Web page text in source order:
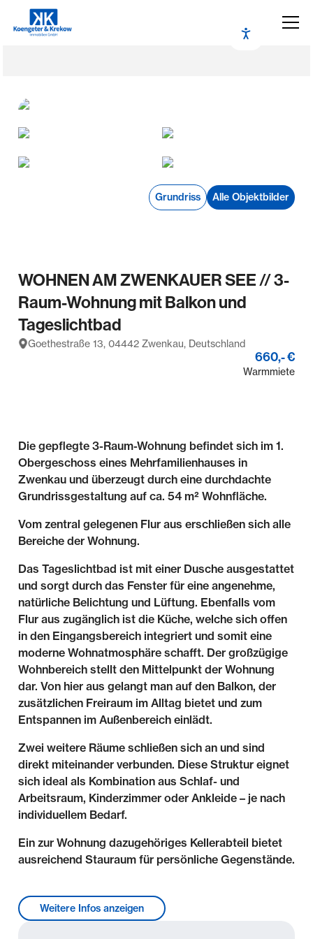
Grundriss Alle Objektbilder
WOHNEN AM ZWENKAUER SEE // 3-
Raum-Wohnung mit Balkon und
Tageslichtbad
Goethestraße 13, 04442 Zwenkau, Deutschland
660,- €
Warmmiete
Die gepflegte 3-Raum-Wohnung befindet sich im 1.
Obergeschoss eines Mehrfamilienhauses in
Zwenkau und überzeugt durch eine durchdachte
Grundrissgestaltung auf ca. 54 m² Wohnfläche.
Vom zentral gelegenen Flur aus erschließen sich alle
Bereiche der Wohnung.
Das Tageslichtbad ist mit einer Dusche ausgestattet
und sorgt durch das Fenster für eine angenehme,
natürliche Belichtung und Lüftung. Ebenfalls vom
Flur aus zugänglich ist die Küche, welche sich offen
in den Eingangsbereich integriert und somit eine
moderne Wohnatmosphäre schafft. Der großzügige
Wohnbereich stellt den Mittelpunkt der Wohnung
dar. Von hier aus gelangt man auf den Balkon, der
zusätzlichen Freiraum im Alltag bietet und zum
Entspannen im Außenbereich einlädt.
Zwei weitere Räume schließen sich an und sind
direkt miteinander verbunden. Diese Struktur eignet
sich ideal als Kombination aus Schlaf- und
Arbeitsraum, Kinderzimmer oder Ankleide – je nach
individuellem Bedarf.
Ein zur Wohnung dazugehöriges Kellerabteil bietet
ausreichend Stauraum für persönliche Gegenstände.
Lage & Umgebung
Weitere Infos anzeigen